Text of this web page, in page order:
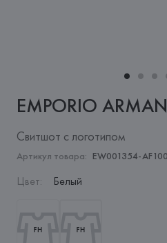
EMPORIO
Свитшот с логотипом
Артикул товара: EW001354-
Цвет: Белый